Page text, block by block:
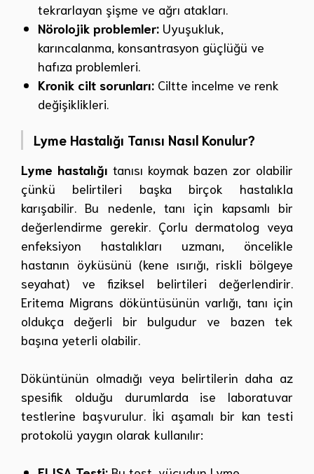
tekrarlayan şişme ve ağrı atakları.
Nörolojik problemler: Uyuşukluk,
karıncalanma, konsantrasyon güçlüğü ve
hafıza problemleri.
Kronik cilt sorunları: Ciltte incelme ve renk
değişiklikleri.
Lyme Hastalığı Tanısı Nasıl Konulur?
Lyme hastalığı tanısı koymak bazen zor olabilir
çünkü belirtileri başka birçok hastalıkla
karışabilir. Bu nedenle, tanı için kapsamlı bir
değerlendirme gerekir. Çorlu dermatolog veya
enfeksiyon hastalıkları uzmanı, öncelikle
hastanın öyküsünü (kene ısırığı, riskli bölgeye
seyahat) ve fiziksel belirtileri değerlendirir.
Eritema Migrans döküntüsünün varlığı, tanı için
oldukça değerli bir bulgudur ve bazen tek
başına yeterli olabilir.
Döküntünün olmadığı veya belirtilerin daha az
spesifik olduğu durumlarda ise laboratuvar
testlerine başvurulur. İki aşamalı bir kan testi
protokolü yaygın olarak kullanılır: